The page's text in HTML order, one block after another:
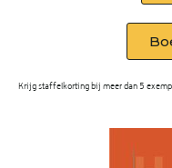
Krijg staffelkorting bij meer dan 5